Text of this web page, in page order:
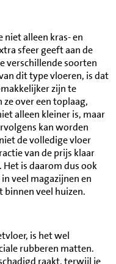
niet alleen kras- en
sfeer geeft aan de
verschillende soorten
dit type vloeren, is dat
zijn te
over een toplaag,
alleen kleiner is, maar
kan worden
de volledige vloer
van de prijs klaar
is daarom dus ook
veel magazijnen en
veel huizen.
is het wel
rubberen matten.
raakt, terwijl je